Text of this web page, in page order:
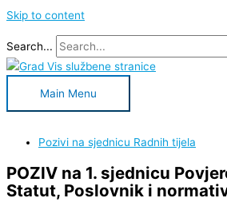
Skip to content
Search...
Main Menu
Pozivi na sjednicu Radnih tijela
POZIV na 1. sjednicu
Statut, Poslovnik i